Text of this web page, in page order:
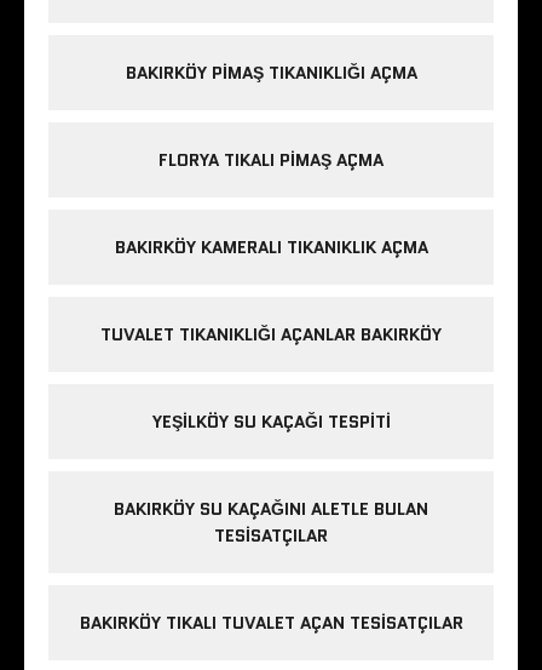
BAKIRKÖY PIMAŞ TIKANIKLIĞI AÇMA
FLORYA TIKALI PIMAŞ AÇMA
BAKIRKÖY KAMERALI TIKANIKLIK AÇMA
TUVALET TIKANIKLIĞI AÇANLAR BAKIRKÖY
YEŞILKÖY SU KAÇAĞI TESPITI
BAKIRKÖY SU KAÇAĞINI ALETLE BULAN
TESISATÇILAR
BAKIRKÖY TIKALI TUVALET AÇAN TESISATÇILAR